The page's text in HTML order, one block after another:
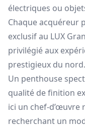
électriques ou
Chaque acquéreur
exclusif au LUX
privilégié aux
prestigieux du nord.
Un penthouse
qualité de finition
ici un chef-d’œuvre
recherchant un